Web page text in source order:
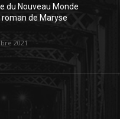
du Nouveau Monde
de Maryse
2021